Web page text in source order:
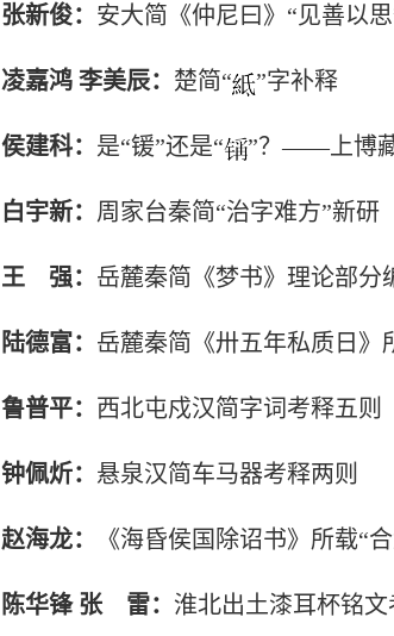
张新俊： 安大简《仲尼曰》“见善以
凌嘉鸿 李美辰： 楚简“ ”字补释
侯建科： 是“锾”还是“ ”？——上博
白宇新： 周家台秦简“治字难方”新研
王 强： 岳麓秦简《梦书》理论部分
陆德富： 岳麓秦简《卅五年私质日》
鲁普平： 西北屯戍汉简字词考释五则
钟佩炘： 悬泉汉简车马器考释两则
赵海龙： 《海昏侯国除诏书》所载“
陈华锋 张 雷： 淮北出土漆耳杯铭文